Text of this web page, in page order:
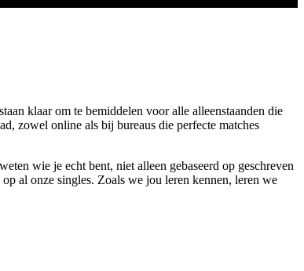
klaar om te bemiddelen voor alle alleenstaanden die
zowel online als bij bureaus die perfecte matches
wie je echt bent, niet alleen gebaseerd op geschreven
al onze singles. Zoals we jou leren kennen, leren we